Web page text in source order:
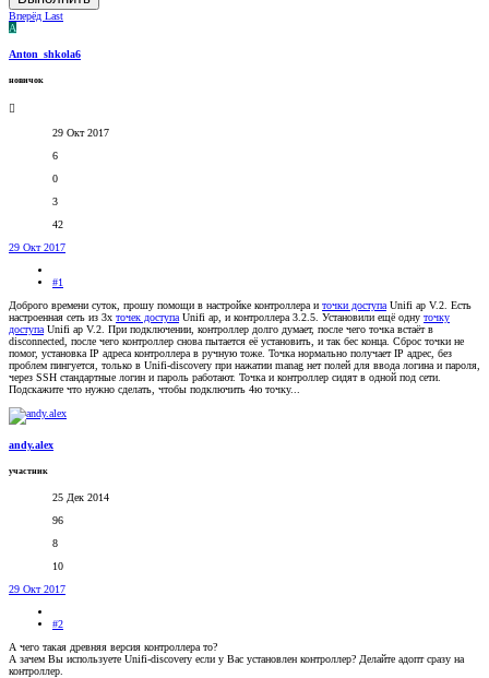
Вперёд Last
A
Anton_shkola6
новичок
29 Окт 2017
6
0
3
42
29 Окт 2017
#1
Доброго времени суток, прошу помощи в настройке контроллера и точки доступа Unifi ap V.2. Есть
настроенная сеть из 3х точек доступа Unifi ap, и контроллера 3.2.5. Установили ещё одну точку
доступа Unifi ap V.2. При подключении, контроллер долго думает, после чего точка встаёт в
disconnected, после чего контроллер снова пытается её установить, и так бес конца. Сброс точки не
помог, установка IP адреса контроллера в ручную тоже. Точка нормально получает IP адрес, без
проблем пингуется, только в Unifi-discovery при нажатии manag нет полей для ввода логина и пароля,
через SSH стандартные логин и пароль работают. Точка и контроллер сидят в одной под сети.
Подскажите что нужно сделать, чтобы подключить 4ю точку...
andy.alex
участник
25 Дек 2014
96
8
10
29 Окт 2017
#2
А чего такая древняя версия контроллера то?
А зачем Вы используете Unifi-discovery если у Вас установлен контроллер? Делайте адопт сразу на
контроллер.